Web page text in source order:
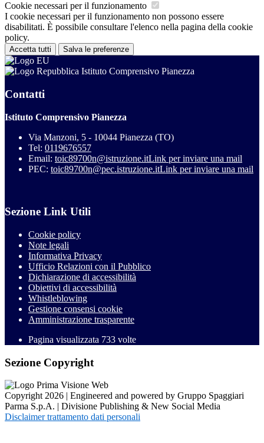
Cookie necessari per il funzionamento
I cookie necessari per il funzionamento non possono essere
disabilitati. È possibile consultare l'elenco nella pagina della cookie
policy.
Accetta tutti Salva le preferenze
Istituto Comprensivo Pianezza
Contatti
Istituto Comprensivo Pianezza
Via Manzoni, 5 - 10044 Pianezza (TO)
Tel: 0119676557
Email: toic89700n@istruzione.itLink per inviare una mail
PEC: toic89700n@pec.istruzione.itLink per inviare una mail
Sezione Link Utili
Cookie policy
Note legali
Informativa Privacy
Ufficio Relazioni con il Pubblico
Dichiarazione di accessibilità
Obiettivi di accessibilità
Whistleblowing
Gestione consensi cookie
Amministrazione trasparente
Pagina visualizzata 733 volte
Sezione Copyright
Copyright 2026 | Engineered and powered by Gruppo Spaggiari
Parma S.p.A. | Divisione Publishing & New Social Media
Disclaimer trattamento dati personali